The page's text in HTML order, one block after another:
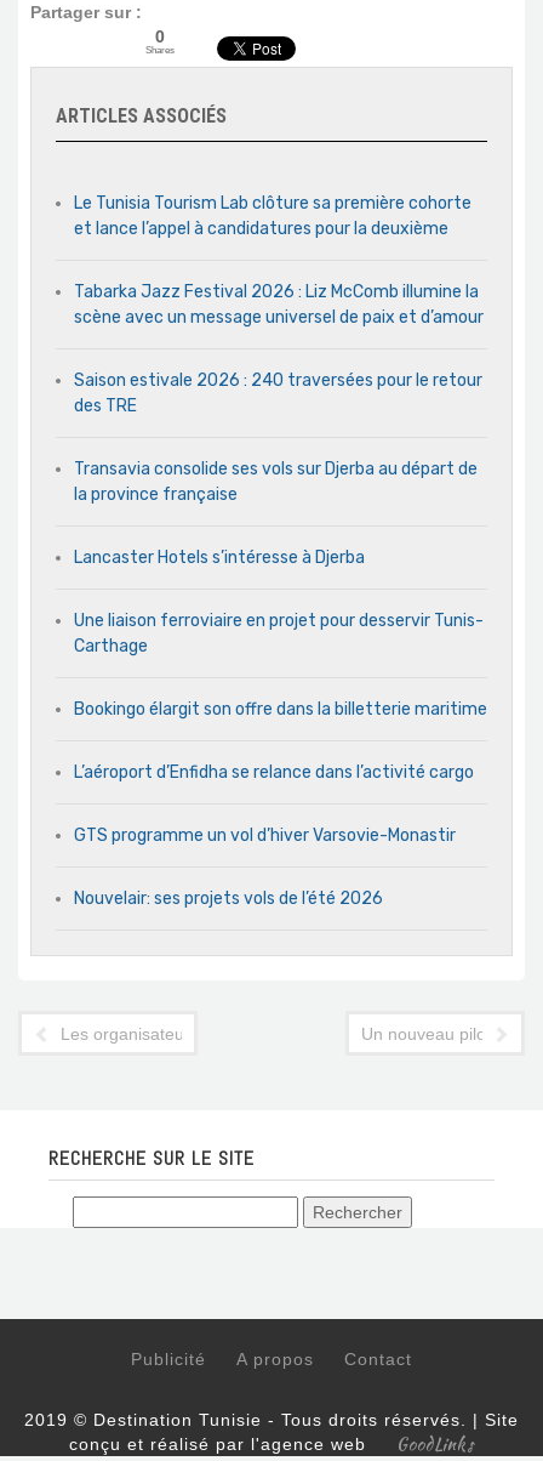
Partager sur :
0
Shares
ARTICLES ASSOCIÉS
Le Tunisia Tourism Lab clôture sa première cohorte
et lance l’appel à candidatures pour la deuxième
Tabarka Jazz Festival 2026 : Liz McComb illumine la
scène avec un message universel de paix et d’amour
Saison estivale 2026 : 240 traversées pour le retour
des TRE
Transavia consolide ses vols sur Djerba au départ de
la province française
Lancaster Hotels s’intéresse à Djerba
Une liaison ferroviaire en projet pour desservir Tunis-
Carthage
Bookingo élargit son offre dans la billetterie maritime
L’aéroport d’Enfidha se relance dans l’activité cargo
GTS programme un vol d’hiver Varsovie-Monastir
Nouvelair: ses projets vols de l’été 2026
Les organisateurs de spectacles toujours en colère
Un nouveau pilote à la
RECHERCHE SUR LE SITE
Publicité A propos Contact
2019 © Destination Tunisie - Tous droits réservés. | Site
conçu et réalisé par l'agence web
GoodLinks